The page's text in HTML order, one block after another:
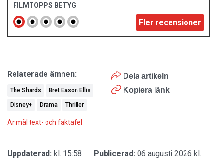
FILMTOPPS BETYG:
Fler recensioner
Dela artikeln
Kopiera länk
Relaterade ämnen:
The Shards Bret Eason Ellis
Disney+ Drama Thriller
Anmäl text- och faktafel
Uppdaterad: kl. 15:58 Publicerad: 06 augusti 2026 kl.